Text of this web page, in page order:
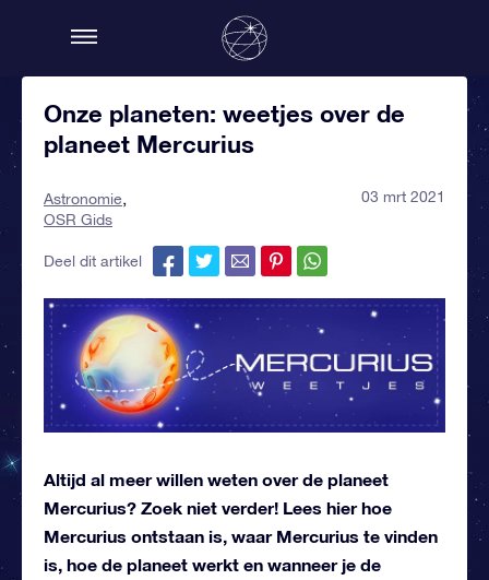
Onze planeten: weetjes over de
planeet Mercurius
Astronomie
OSR Gids
03 mrt 2021
Deel dit artikel
Altijd al meer willen weten over de planeet
Mercurius? Zoek niet verder! Lees hier hoe
Mercurius ontstaan is, waar Mercurius te vinden
is, hoe de planeet werkt en wanneer je de